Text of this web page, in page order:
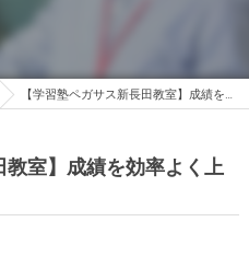
【学習塾ペガサス新長田教室】成績を効率よく上げる方法！
教室】成績を効率よく上